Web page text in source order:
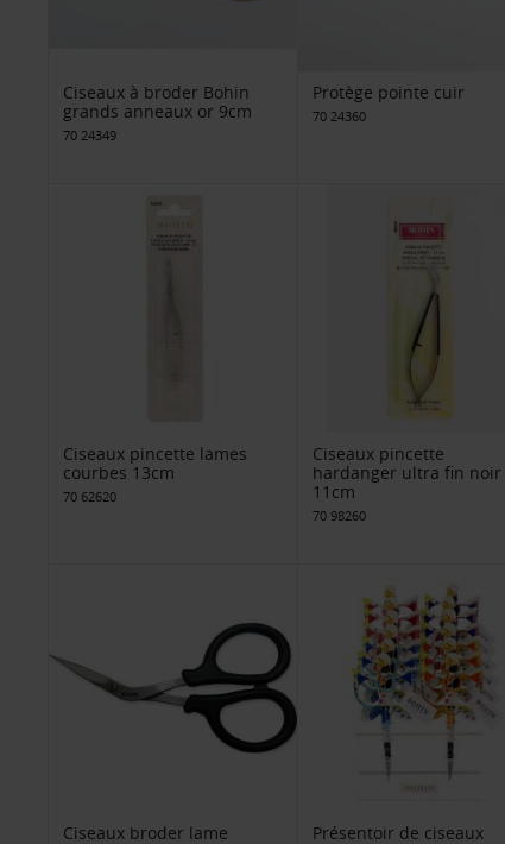
Ciseaux à broder Bohin
grands anneaux or 9cm
70 24349
Protège pointe cuir
70 24360
Ciseaux pincette lames
courbes 13cm
70 62620
Ciseaux pincette
hardanger ultra fin noir
11cm
70 98260
Ciseaux broder lame
Présentoir de ciseaux